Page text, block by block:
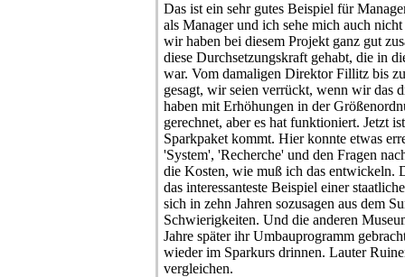
Das ist ein sehr gutes Beispiel für
als Manager und ich sehe mich auch
wir haben bei diesem Projekt ganz gut
diese Durchsetzungskraft gehabt, die in
war. Vom damaligen Direktor Fillitz bis
gesagt, wir seien verrückt, wenn wir das
haben mit Erhöhungen in der
gerechnet, aber es hat funktioniert. Jetzt
Sparkpaket kommt. Hier konnte etwas
'System', 'Recherche' und den Fragen
die Kosten, wie muß ich das entwickeln.
das interessanteste Beispiel einer
sich in zehn Jahren sozusagen aus dem
Schwierigkeiten. Und die anderen
Jahre später ihr Umbauprogramm
wieder im Sparkurs drinnen. Lauter
vergleichen.